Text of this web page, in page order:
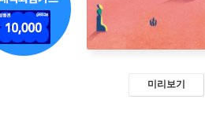
미리보기